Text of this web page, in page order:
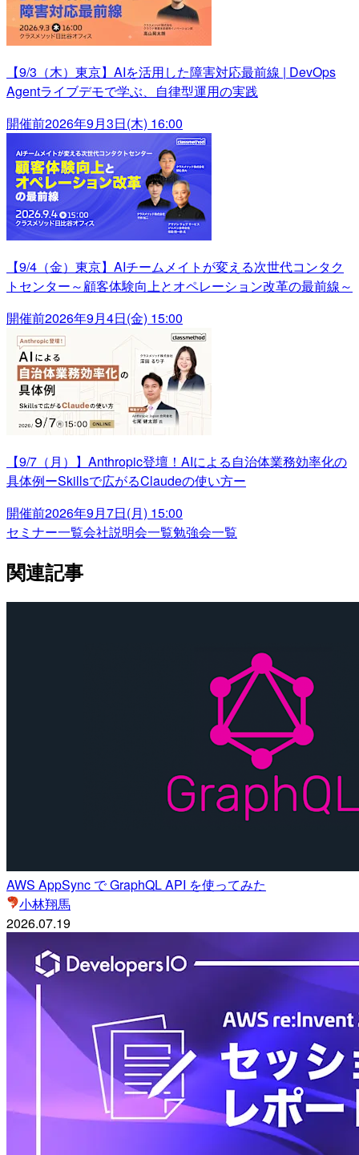
【9/3（木）東京】AIを活用した障害対応最前線 | DevOps
Agentライブデモで学ぶ、自律型運用の実践
開催前2026年9月3日(木) 16:00
【9/4（金）東京】AIチームメイトが変える次世代コンタク
トセンター～顧客体験向上とオペレーション改革の最前線～
開催前2026年9月4日(金) 15:00
【9/7（月）】Anthropic登壇！AIによる自治体業務効率化の
具体例ーSkillsで広がるClaudeの使い方ー
開催前2026年9月7日(月) 15:00
セミナー一覧会社説明会一覧勉強会一覧
関連記事
AWS AppSync で GraphQL API を使ってみた
小林翔馬
2026.07.19